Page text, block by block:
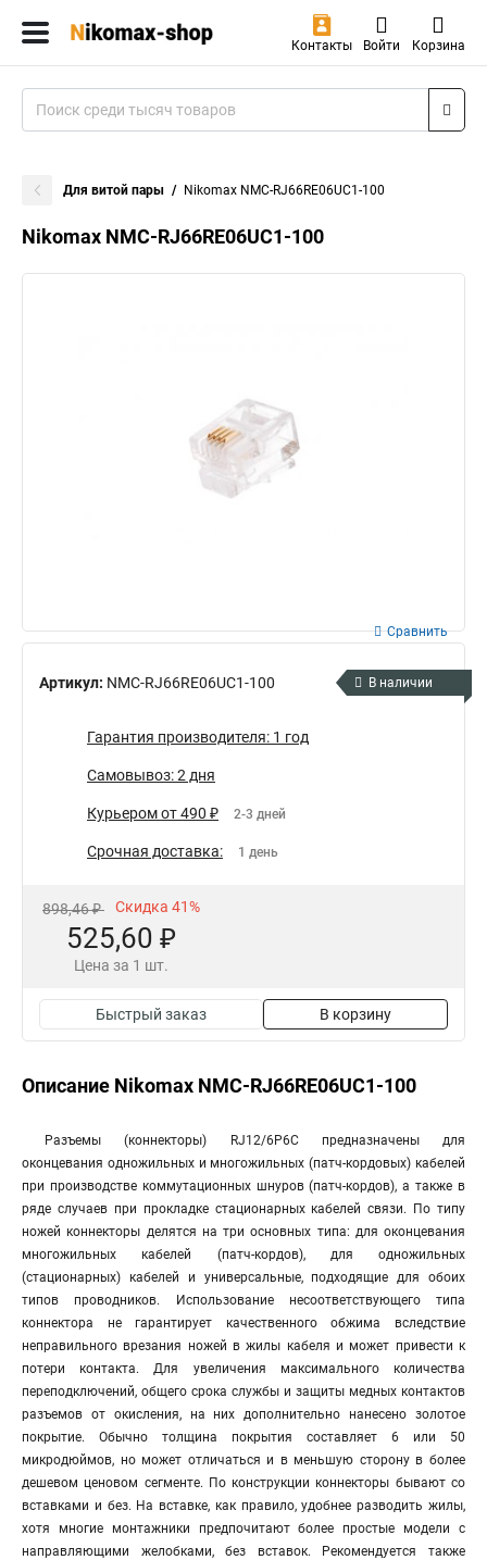
Контакты Войти Корзина
Для витой пары Nikomax NMC-RJ66RE06UC1-100
Nikomax NMC-RJ66RE06UC1-100
Артикул: NMC-RJ66RE06UC1-100
Сравнить
В наличии
Гарантия производителя: 1 год
Самовывоз: 2 дня
Курьером от 490 ₽ 2-3 дней
Срочная доставка: 1 день
898,46 ₽ Скидка 41%
525,60 ₽
Цена за 1 шт.
Быстрый заказ В корзину
Описание Nikomax NMC-RJ66RE06UC1-100
Разъемы (коннекторы) RJ12/6P6C предназначены для
оконцевания одножильных и многожильных (патч-кордовых) кабелей
при производстве коммутационных шнуров (патч-кордов), а также в
ряде случаев при прокладке стационарных кабелей связи. По типу
ножей коннекторы делятся на три основных типа: для оконцевания
многожильных кабелей (патч-кордов), для одножильных
(стационарных) кабелей и универсальные, подходящие для обоих
типов проводников. Использование несоответствующего типа
коннектора не гарантирует качественного обжима вследствие
неправильного врезания ножей в жилы кабеля и может привести к
потери контакта. Для увеличения максимального количества
переподключений, общего срока службы и защиты медных контактов
разъемов от окисления, на них дополнительно нанесено золотое
покрытие. Обычно толщина покрытия составляет 6 или 50
микродюймов, но может отличаться и в меньшую сторону в более
дешевом ценовом сегменте. По конструкции коннекторы бывают со
вставками и без. На вставке, как правило, удобнее разводить жилы,
хотя многие монтажники предпочитают более простые модели с
направляющими желобками, без вставок. Рекомендуется также